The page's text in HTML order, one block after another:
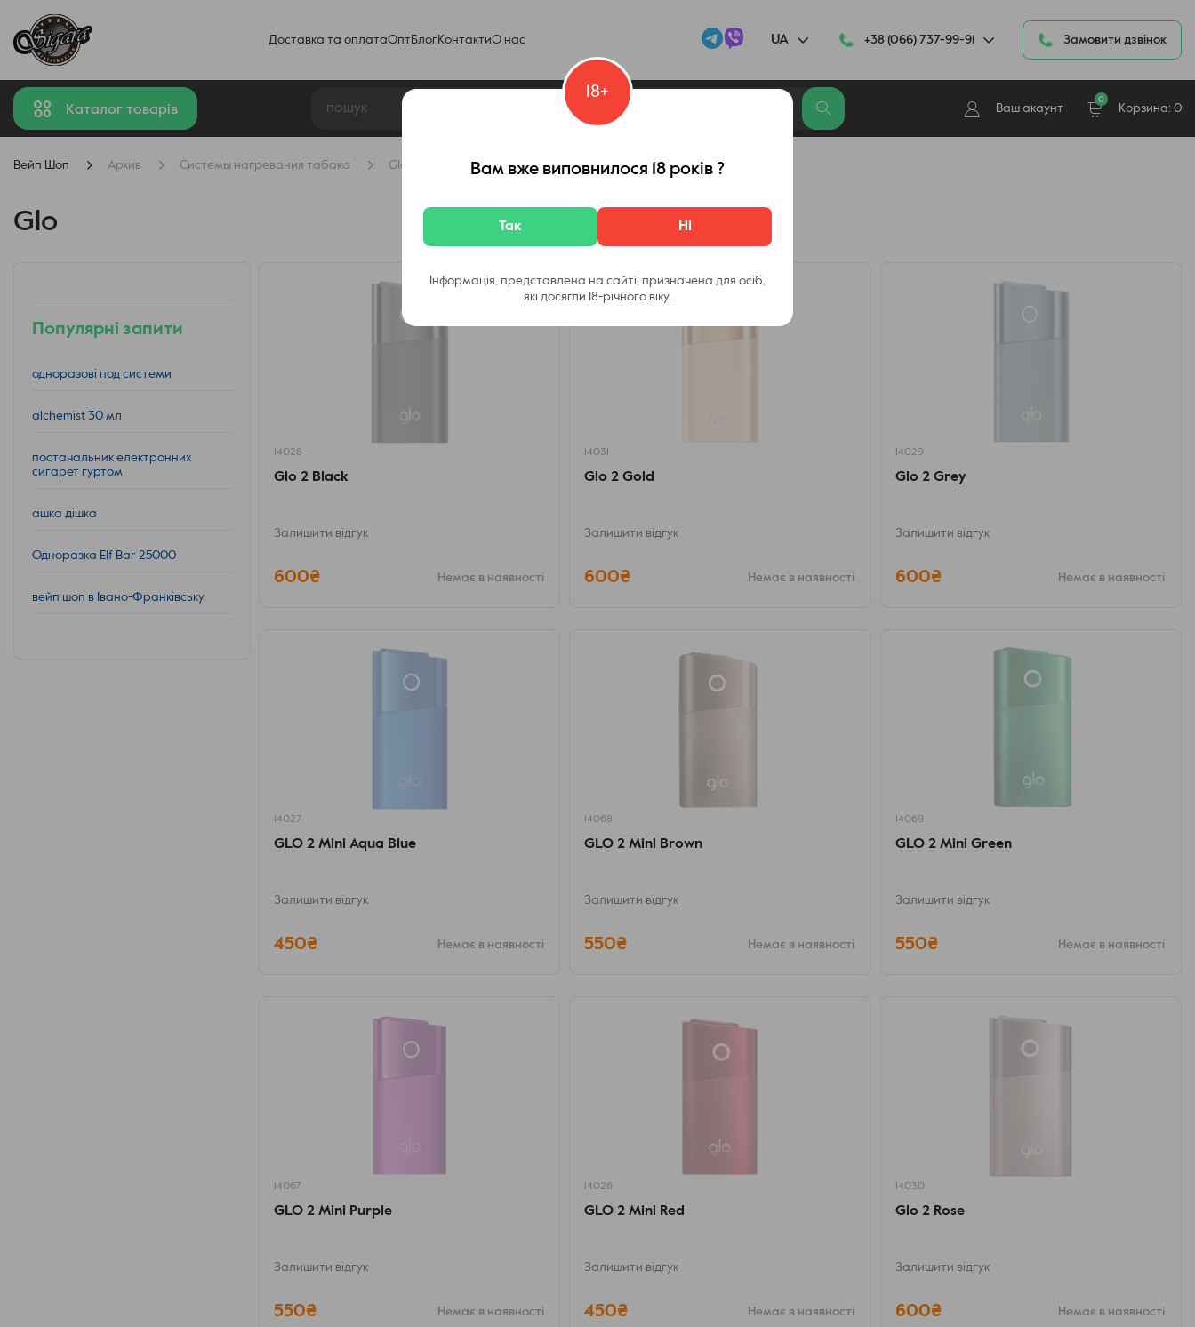
Доставка та оплатаОпт БлогКонтактиО нас UA +38 (066) 737-99-91 Замовити дзвінок
Каталог товарів Ваш акаунт
0
Корзина: 0
Вейп Шоп Архив Системы нагревания табака Glo
Glo
Популярні запити
одноразові под системи
alchemist 30 мл
постачальник електронних
сигарет гуртом
ашка дішка
Одноразка Elf Bar 25000
вейп шоп в Івано-Франківську
14028
Glo 2 Black
Залишити відгук
600₴ Немає в наявності
14031
Glo 2 Gold
Залишити відгук
600₴ Немає в наявності
14029
Glo 2 Grey
Залишити відгук
600₴ Немає в наявності
14027
GLO 2 Mini Aqua Blue
Залишити відгук
450₴ Немає в наявності
14068
GLO 2 Mini Brown
Залишити відгук
550₴ Немає в наявності
14069
GLO 2 Mini Green
Залишити відгук
550₴ Немає в наявності
14067
GLO 2 Mini Purple
Залишити відгук
550₴ Немає в наявності
14026
GLO 2 Mini Red
Залишити відгук
450₴ Немає в наявності
14030
Glo 2 Rose
Залишити відгук
600₴ Немає в наявності
18+
Вам вже виповнилося 18 років ?
Так Ні
Інформація, представлена на сайті, призначена для осіб,
які досягли 18-річного віку.